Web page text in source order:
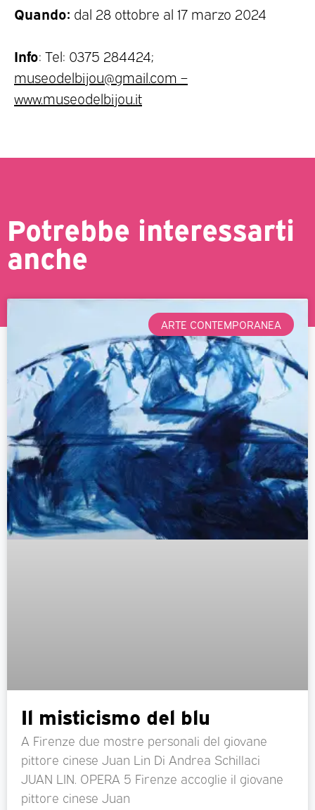
Quando: dal 28 ottobre al 17 marzo 2024
Info: Tel: 0375 284424;
museodelbijou@gmail.com –
www.museodelbijou.it
Potrebbe interessarti
anche
ARTE CONTEMPORANEA
Il misticismo del blu
A Firenze due mostre personali del giovane
pittore cinese Juan Lin Di Andrea Schillaci
JUAN LIN. OPERA 5 Firenze accoglie il giovane
pittore cinese Juan